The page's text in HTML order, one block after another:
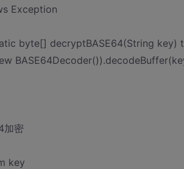
Exception
byte[] decryptBASE64(String key)
加密
key